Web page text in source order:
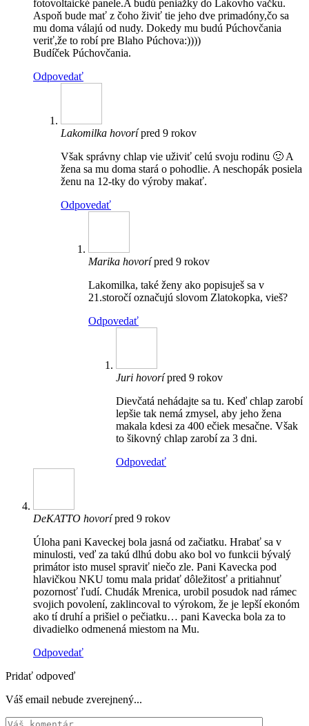
fotovoltaické panele.A budú peniažky do Lakovho vačku.
Aspoň bude mať z čoho živiť tie jeho dve primadóny,čo sa
mu doma válajú od nudy. Dokedy mu budú Púchovčania
veriť,že to robí pre Blaho Púchova:))))
Budíček Púchovčania.
Odpovedať
Lakomilka hovorí pred 9 rokov
Však správny chlap vie uživiť celú svoju rodinu 🙂 A
žena sa mu doma stará o pohodlie. A neschopák posiela
ženu na 12-tky do výroby makať.
Odpovedať
Marika hovorí pred 9 rokov
Lakomilka, také ženy ako popisuješ sa v
21.storočí označujú slovom Zlatokopka, vieš?
Odpovedať
Juri hovorí pred 9 rokov
Dievčatá nehádajte sa tu. Keď chlap zarobí
lepšie tak nemá zmysel, aby jeho žena
makala kdesi za 400 ečiek mesačne. Však
to šikovný chlap zarobí za 3 dni.
Odpovedať
DeKATTO hovorí pred 9 rokov
Úloha pani Kaveckej bola jasná od začiatku. Hrabať sa v
minulosti, veď za takú dlhú dobu ako bol vo funkcii bývalý
primátor isto musel spraviť niečo zle. Pani Kavecka pod
hlavičkou NKU tomu mala pridať dôležitosť a pritiahnuť
pozornosť ľudí. Chudák Mrenica, urobil posudok nad rámec
svojich povolení, zaklincoval to výrokom, že je lepší ekonóm
ako tí druhí a prišiel o pečiatku… pani Kavecka bola za to
divadielko odmenená miestom na Mu.
Odpovedať
Pridať odpoveď
Váš email nebude zverejnený...